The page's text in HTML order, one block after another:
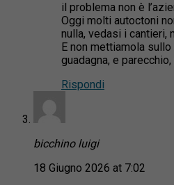
il problema non è
Oggi molti autoctoni
nulla, vedasi i cantieri,
E non mettiamola
guadagna, e
Rispondi
bicchino luigi
18 Giugno 2026 at 7:02